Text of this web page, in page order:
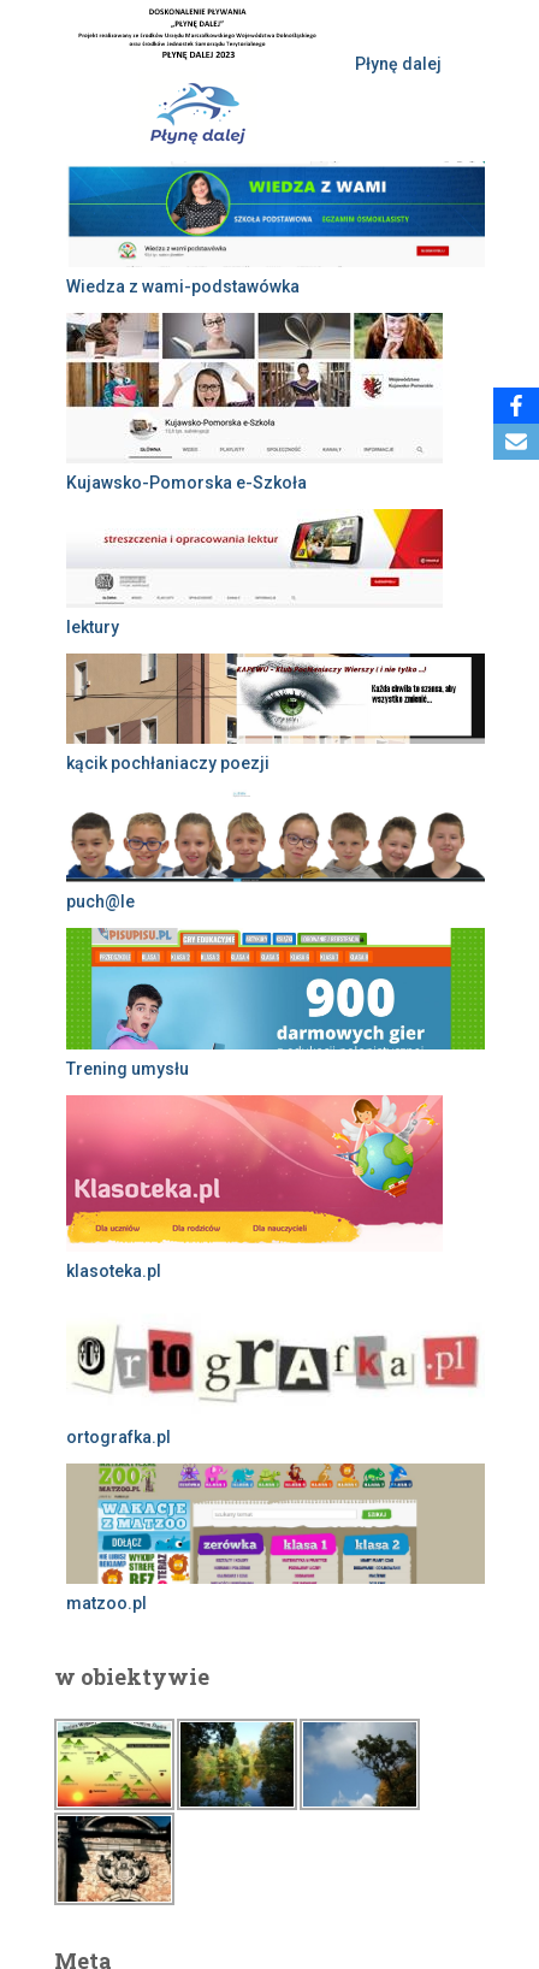
Płynę dalej
Wiedza z wami-podstawówka
Kujawsko-Pomorska e-Szkoła
lektury
kącik pochłaniaczy poezji
puch@le
Trening umysłu
klasoteka.pl
ortografka.pl
matzoo.pl
w obiektywie
Meta